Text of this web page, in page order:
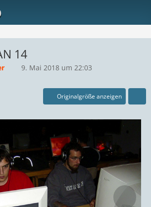
14
9. Mai 2018 um 22:03
Originalgröße anzeigen